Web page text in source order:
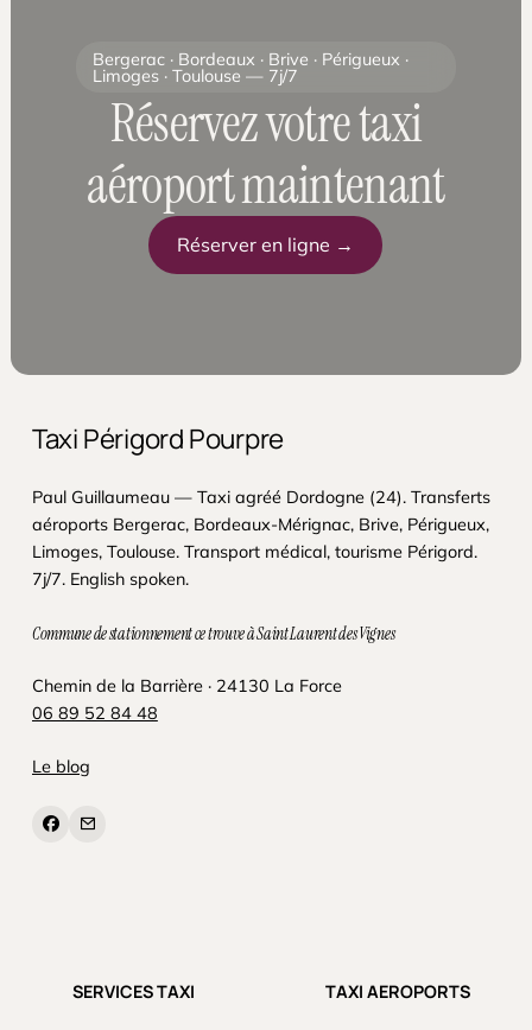
Bergerac · Bordeaux · Brive · Périgueux ·
Limoges · Toulouse — 7j/7
Réservez votre taxi
aéroport maintenant
Réserver en ligne →
Taxi Périgord Pourpre
Paul Guillaumeau — Taxi agréé Dordogne (24). Transferts
aéroports Bergerac, Bordeaux-Mérignac, Brive, Périgueux,
Limoges, Toulouse. Transport médical, tourisme Périgord.
7j/7. English spoken.
Commune de stationnement ce trouve à Saint Laurent des Vignes
Chemin de la Barrière · 24130 La Force
06 89 52 84 48
Le blog
SERVICES TAXI TAXI AEROPORTS